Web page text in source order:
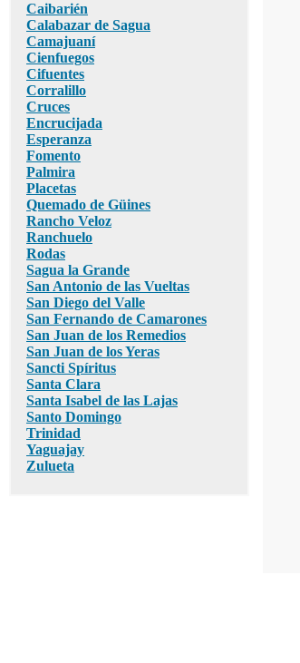
Caibarién
Calabazar de Sagua
Camajuaní
Cienfuegos
Cifuentes
Corralillo
Cruces
Encrucijada
Esperanza
Fomento
Palmira
Placetas
Quemado de Güines
Rancho Veloz
Ranchuelo
Rodas
Sagua la Grande
San Antonio de las Vueltas
San Diego del Valle
San Fernando de Camarones
San Juan de los Remedios
San Juan de los Yeras
Sancti Spíritus
Santa Clara
Santa Isabel de las Lajas
Santo Domingo
Trinidad
Yaguajay
Zulueta